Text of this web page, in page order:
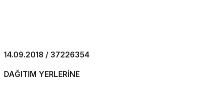
14.09.2018 / 37226354
DAĞITIM YERLERİNE